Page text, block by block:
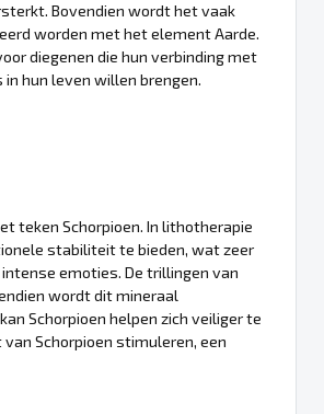
Bovendien wordt het vaak
worden met het element Aarde.
diegenen die hun verbinding met
hun leven willen brengen.
teken Schorpioen. In lithotherapie
stabiliteit te bieden, wat zeer
emoties. De trillingen van
wordt dit mineraal
Schorpioen helpen zich veiliger te
Schorpioen stimuleren, een